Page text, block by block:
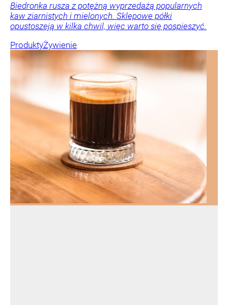
Biedronka rusza z potężną wyprzedażą popularnych
kaw ziarnistych i mielonych. Sklepowe półki
opustoszeją w kilka chwil, więc warto się pospieszyć.
ProduktyŻywienie